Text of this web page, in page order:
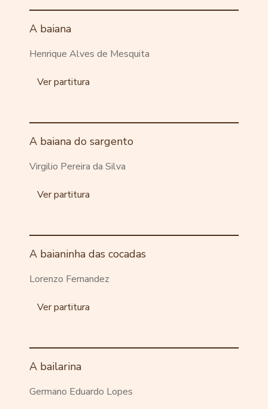
A baiana
Henrique Alves de Mesquita
Ver partitura
A baiana do sargento
Virgilio Pereira da Silva
Ver partitura
A baianinha das cocadas
Lorenzo Fernandez
Ver partitura
A bailarina
Germano Eduardo Lopes